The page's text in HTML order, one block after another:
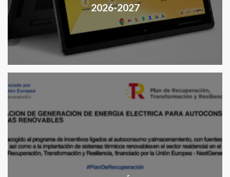
2026-2027